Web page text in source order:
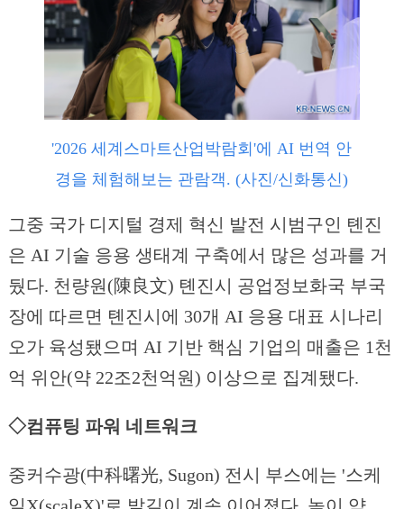
'2026 세계스마트산업박람회'에 AI 번역 안
경을 체험해보는 관람객. (사진/신화통신)
그중 국가 디지털 경제 혁신 발전 시범구인 톈진
은 AI 기술 응용 생태계 구축에서 많은 성과를 거
뒀다. 천량원(陳良文) 톈진시 공업정보화국 부국
장에 따르면 톈진시에 30개 AI 응용 대표 시나리
오가 육성됐으며 AI 기반 핵심 기업의 매출은 1천
억 위안(약 22조2천억원) 이상으로 집계됐다.
◇컴퓨팅 파워 네트워크
중커수광(中科曙光, Sugon) 전시 부스에는 '스케